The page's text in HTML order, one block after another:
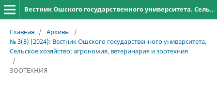
Вестник Ошского государственного университета. Сельское хозяйство: агрономия, ветеринария и зоотехния
Главная / Архивы
/
№ 3(8) (2024): Вестник Ошского государственного университета.
Сельское хозяйство: агрономия, ветеринария и зоотехния
/
ЗООТЕХНИЯ